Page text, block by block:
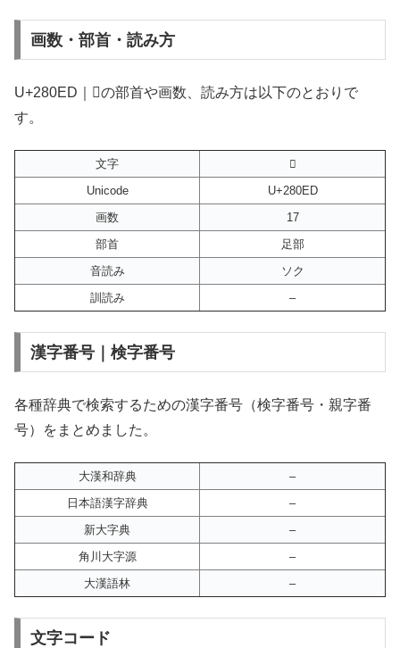
画数・部首・読み方
U+280ED｜𨃭の部首や画数、読み方は以下のとおりで
す。
文字
𨃭
Unicode
U+280ED
画数
17
部首
足部
音読み
ソク
訓読み
–
漢字番号｜検字番号
各種辞典で検索するための漢字番号（検字番号・親字番
号）をまとめました。
大漢和辞典
–
日本語漢字辞典
–
新大字典
–
角川大字源
–
大漢語林
–
文字コード